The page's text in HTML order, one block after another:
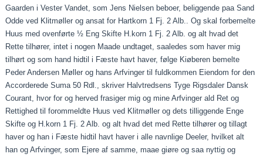
Gaarden i Vester Vandet, som Jens Nielsen beboer, beliggendepaa Sand
Odde ved Klitmøller og ansat for Hartkorn 1 Fj . 2Alb.. Og skalforbemelte
Huus medovenførte ½ Eng Skifte H.korn 1 Fj . 2 Alb. og alt hvad det
Rette tilhører, intet i nogen Maade undtaget,saaledes som haver mig
tilhørt og som hand hidtil i Fæste havt haver, følge Kiøberen bemelte
Peder Andersen Møller og hansArfvinger til fuldkommen Eiendom for den
Accorderede Suma 50 Rdl., skriver Halvtredsens Tyge Rigsdaler Dansk
Courant , hvor for og herved frasiger mig og mineArfvinger ald Ret og
Rettighed tilforommeldte Huus ved Klitmøller og dets tilliggende Enge
Skifte og H.korn 1 Fj . 2 Alb. og alt hvad det med Rette tilhører og tillagt
haver og han i Fæste hidtil
havt haver i allenavnlige Deeler, hvilket alt
han ogArfvinger, som Ejere af samme,maae giøre og saa nyttig og